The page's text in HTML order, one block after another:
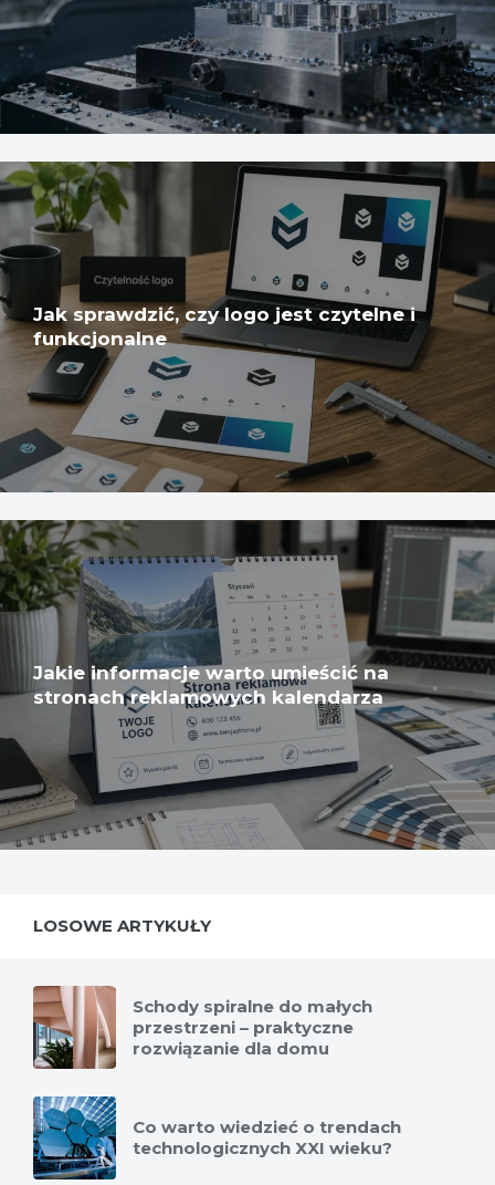
Jak sprawdzić, czy logo jest czytelne i
funkcjonalne
Jakie informacje warto umieścić na
stronach reklamowych kalendarza
LOSOWE ARTYKUŁY
Schody spiralne do małych
przestrzeni – praktyczne
rozwiązanie dla domu
Co warto wiedzieć o trendach
technologicznych XXI wieku?